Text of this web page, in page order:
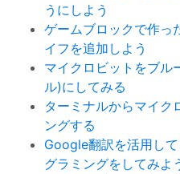
うにしよう
ゲームブロックで作っ
イフを追加しよう
マイクロビットをブル
ル)にしてみる
ターミナルからマイク
ングする
Google翻訳を活用し
グラミングをしてみよ